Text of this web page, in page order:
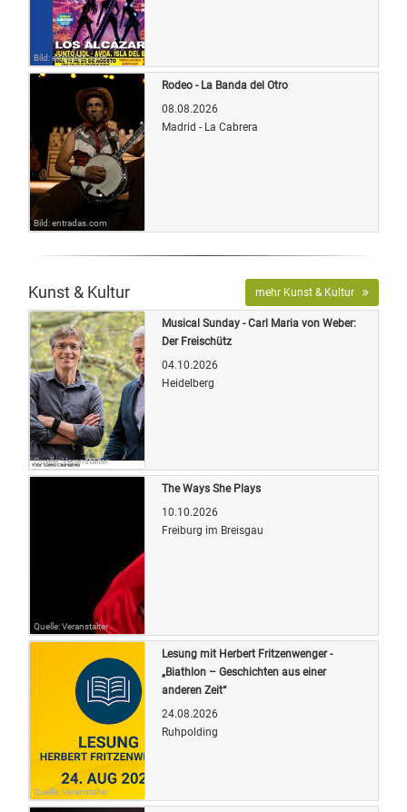
Bild: entradas.com
Bild: entradas.com
Rodeo - La Banda del Otro
08.08.2026
Madrid - La Cabrera
Kunst & Kultur mehr Kunst & Kultur
Quelle: Veranstalter
Musical Sunday - Carl Maria von Weber:
Der Freischütz
04.10.2026
Heidelberg
Quelle: Veranstalter
The Ways She Plays
10.10.2026
Freiburg im Breisgau
Quelle: Veranstalter
Lesung mit Herbert Fritzenwenger -
„Biathlon – Geschichten aus einer
anderen Zeit“
24.08.2026
Ruhpolding